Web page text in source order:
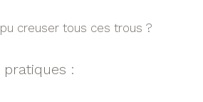
creuser tous ces trous ?
: